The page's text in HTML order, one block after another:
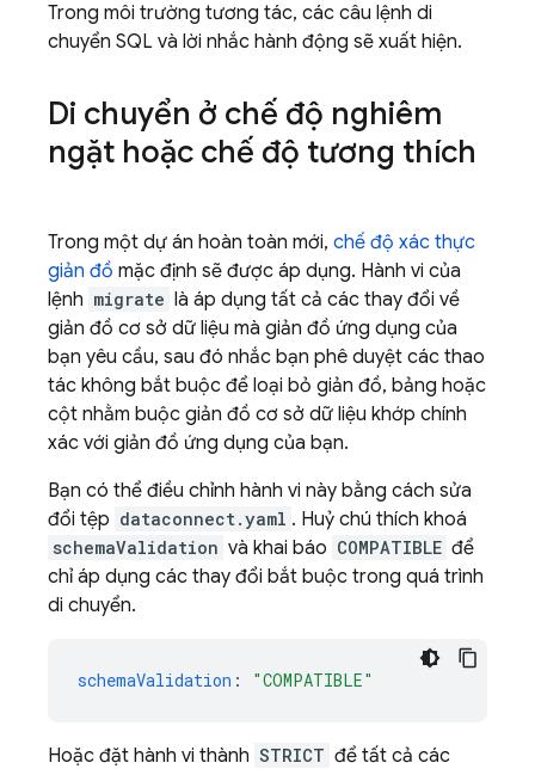
Trong môi trường tương tác, các câu lệnh di
chuyển SQL và lời nhắc hành động sẽ xuất hiện.
Di chuyển ở chế độ nghiêm
ngặt hoặc chế độ tương thích
Trong một dự án hoàn toàn mới, chế độ xác thực
giản đồ mặc định sẽ được áp dụng. Hành vi của
lệnh migrate là áp dụng tất cả các thay đổi về
giản đồ cơ sở dữ liệu mà giản đồ ứng dụng của
bạn yêu cầu, sau đó nhắc bạn phê duyệt các thao
tác không bắt buộc để loại bỏ giản đồ, bảng hoặc
cột nhằm buộc giản đồ cơ sở dữ liệu khớp chính
xác với giản đồ ứng dụng của bạn.
Bạn có thể điều chỉnh hành vi này bằng cách sửa
đổi tệp dataconnect.yaml . Huỷ chú thích khoá
schemaValidation và khai báo COMPATIBLE để
chỉ áp dụng các thay đổi bắt buộc trong quá trình
di chuyển.
schemaValidation : "COMPATIBLE"
Hoặc đặt hành vi thành STRICT để tất cả các